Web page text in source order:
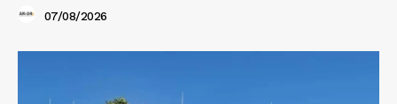
07/08/2026